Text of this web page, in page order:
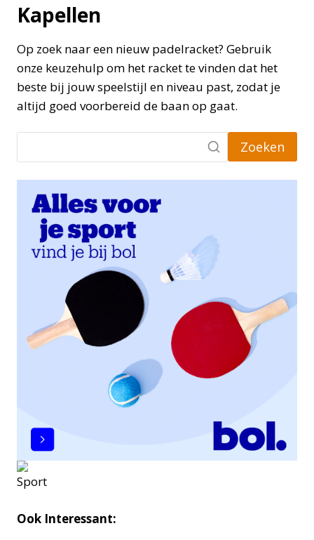
Kapellen
Op zoek naar een nieuw padelracket? Gebruik
onze keuzehulp om het racket te vinden dat het
beste bij jouw speelstijl en niveau past, zodat je
altijd goed voorbereid de baan op gaat.
Zoeken
Ook Interessant: